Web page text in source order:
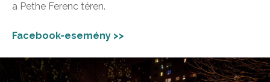
a Pethe Ferenc téren.
Facebook-esemény >>